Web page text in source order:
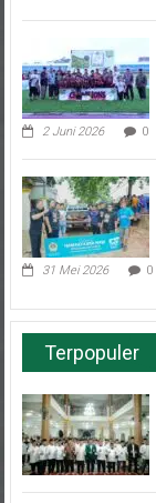
2 Juni 2026 0
31 Mei 2026 0
Terpopuler